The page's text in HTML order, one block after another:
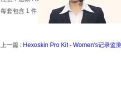
每套包含 1 件 Hexoskin 衬衫和 1 个
上一篇 : Hexoskin Pro Kit - Women's记录监